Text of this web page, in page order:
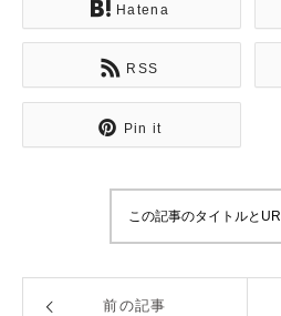
Hatena
RSS
Pin it
この記事のタイトルと
前の記事